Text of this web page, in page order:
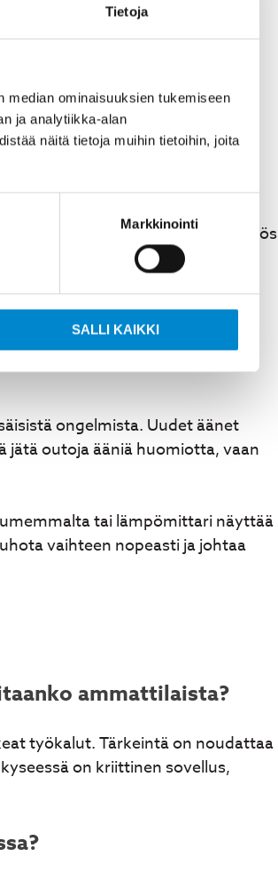
Tietoja
median ominaisuuksien tukemiseen
ja analytiikka-alan
näitä tietoja muihin tietoihin, joita
Markkinointi
SALLI KAIKKI
ylikuumeneminen ja värinä. Myös
oireet ilmaantuvat usein
kulumisesta tai
ennen suurempien vahinkojen
ongelmista. Uudet äänet
jätä outoja ääniä huomiotta, vaan
tai lämpömittari näyttää
vaihteen nopeasti ja johtaa
ammattilaista?
työkalut. Tärkeintä on noudattaa
on kriittinen sovellus,